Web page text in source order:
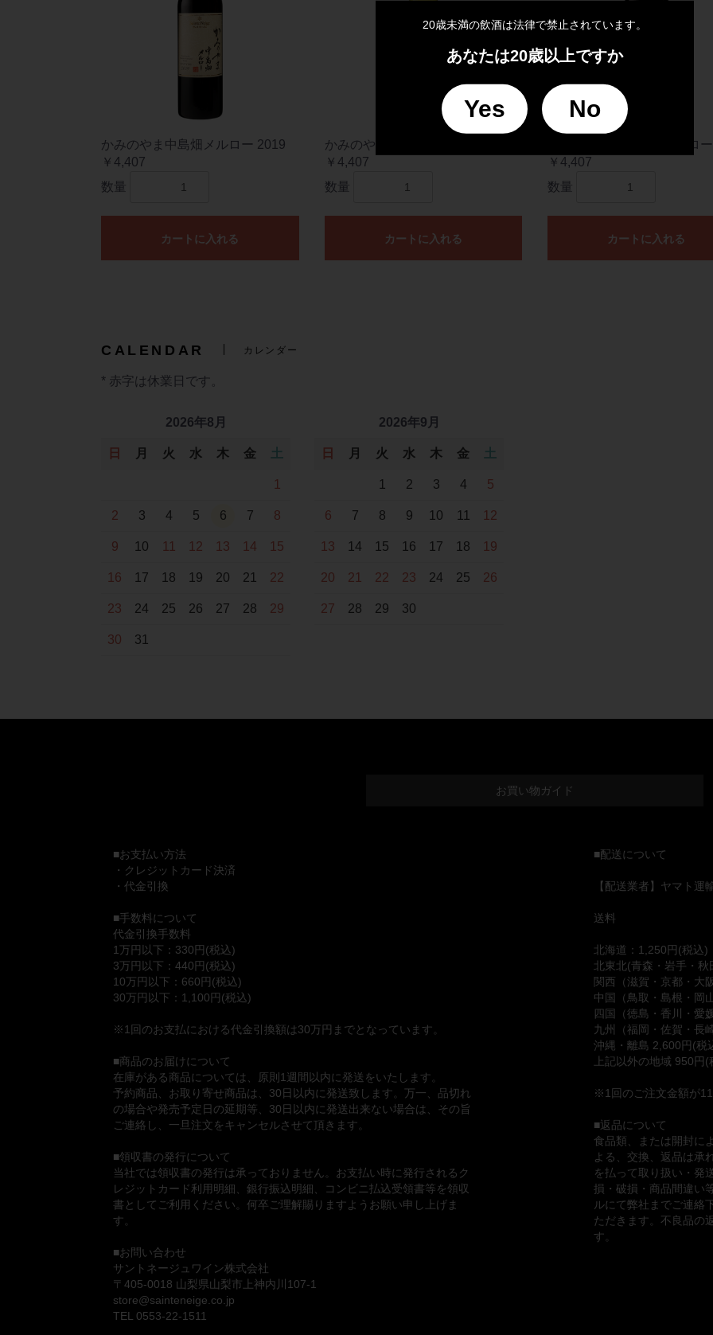
20歳未満の飲酒は法律で禁止されています。
あなたは20歳以上ですか
Yes No
かみのやま中島畑メルロー 2019
￥4,407
数量
カートに入れる
かみのやま佐竹畑シャルドネ 2023
￥4,407
数量
カートに入れる
かみのやま奈良崎畑メルロ
￥4,407
数量
カートに入れる
CALENDAR カレンダー
* 赤字は休業日です。
2026年8月
日 月 火 水 木 金 土
1
2 3 4 5 6 7 8
9 10 11 12 13 14 15
16 17 18 19 20 21 22
23 24 25 26 27 28 29
30 31
2026年9月
日 月 火 水 木 金 土
1 2 3 4 5
6 7 8 9 10 11 12
13 14 15 16 17 18 19
20 21 22 23 24 25 26
27 28 29 30
お買い物ガイド
■お支払い方法
・クレジットカード決済
・代金引換
■手数料について
代金引換手数料
1万円以下：330円(税込)
3万円以下：440円(税込)
10万円以下：660円(税込)
30万円以下：1,100円(税込)
※1回のお支払における代金引換額は30万円までとなっています。
■商品のお届けについて
在庫がある商品については、原則1週間以内に発送をいたします。
予約商品、お取り寄せ商品は、30日以内に発送致します。万一、品切れ
の場合や発売予定日の延期等、30日以内に発送出来ない場合は、その旨
ご連絡し、一旦注文をキャンセルさせて頂きます。
■領収書の発行について
当社では領収書の発行は承っておりません。お支払い時に発行されるク
レジットカード利用明細、銀行振込明細、コンビニ払込受領書等を領収
書としてご利用ください。何卒ご理解賜りますようお願い申し上げま
す。
■お問い合わせ
サントネージュワイン株式会社
〒405-0018 山梨県山梨市上神内川107-1
store@sainteneige.co.jp
TEL 0553-22-1511
■配送について
【配送業者】ヤマト運
送料
北海道：1,250円(税込)
北東北(青森・岩手・
関西（滋賀・京都・大
中国（鳥取・島根・岡
四国（徳島・香川・愛
九州（福岡・佐賀・長
沖縄・離島 2,600円(税
上記以外の地域 950円(
※1回のご注文金額が
■返品について
食品類、または開封に
よる、交換、返品は承
を払って取り扱い・発
損・破損・商品間違い
ルにて弊社までご連絡
ただきます。不良品の
す。